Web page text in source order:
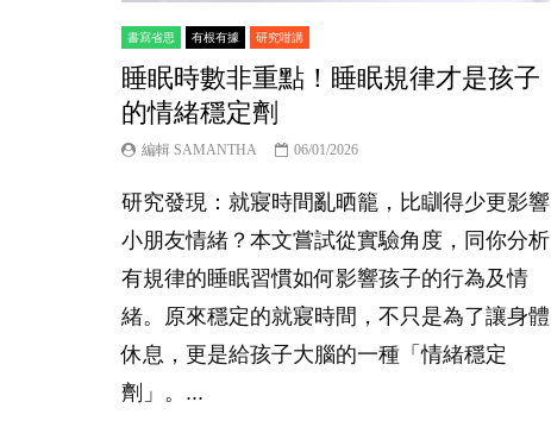
書寫省思 有根有據 研究咁講
睡眠時數非重點！睡眠規律才是孩子
的情緒穩定劑
編輯 SAMANTHA 06/01/2026
研究發現：就寢時間亂晒籠，比瞓得少更影響
小朋友情緒？本文嘗試從實驗角度，同你分析
有規律的睡眠習慣如何影響孩子的行為及情
緒。原來穩定的就寢時間，不只是為了讓身體
休息，更是給孩子大腦的一種「情緒穩定
劑」。...